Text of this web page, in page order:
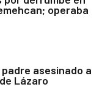
operaba
asesinado a
Lázaro